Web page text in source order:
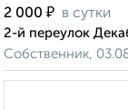
2 000 ₽ в сутки
2-й переулок
Собственник,